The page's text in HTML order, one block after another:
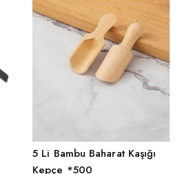
5 Li Bambu Baharat Kaşığı
Kepçe *500